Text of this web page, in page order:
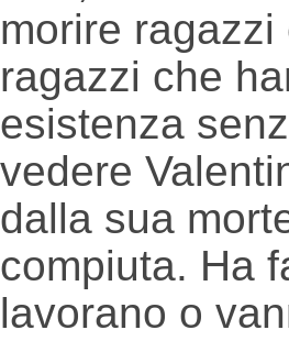
morire
ragazzi che
esistenza
vedere
dalla sua
compiuta. Ha
lavorano o